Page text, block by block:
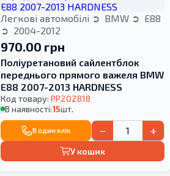
Легкові автомобілі BMW
E88
2004-2012
970.00 грн
Поліуретановий cайлентблок
переднього прямого важеля BMW
E88 2007-2013 HARDNESS
Код товару:PP202818
В наявності:15шт.
В один клік − +
У кошик